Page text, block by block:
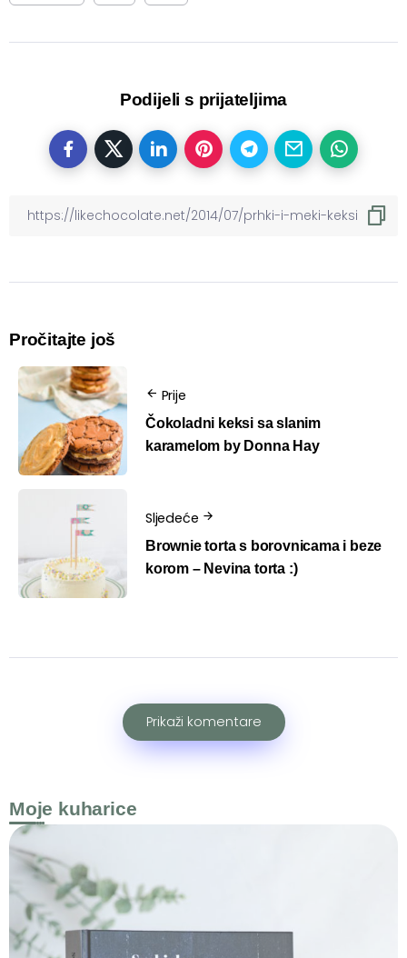
Podijeli s prijateljima
Pročitajte još
Prije
Čokoladni keksi sa slanim
karamelom by Donna Hay
Sljedeće
Brownie torta s borovnicama i beze
korom – Nevina torta :)
Prikaži komentare
Moje kuharice